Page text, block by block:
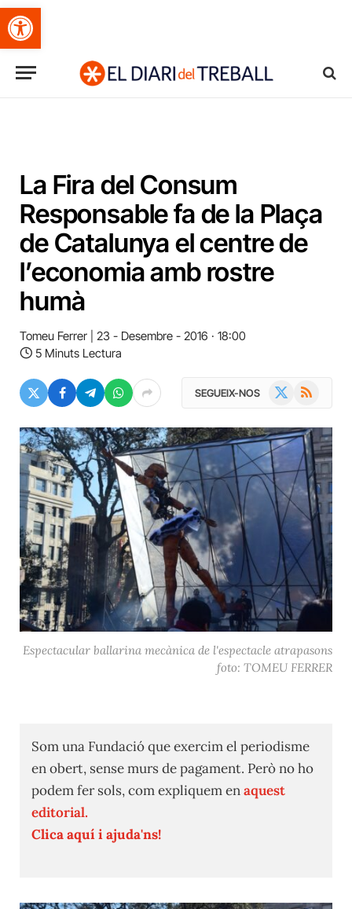
Obre la barra d'eines
La Fira del Consum
Responsable fa de la Plaça
de Catalunya el centre de
l’economia amb rostre
humà
Tomeu Ferrer
23 - Desembre - 2016 · 18:00
5 Minuts Lectura
SEGUEIX-NOS RSS
Espectacular ballarina mecànica de l'espectacle atrapasons
foto: TOMEU FERRER
Som una Fundació que exercim el periodisme
en obert, sense murs de pagament. Però no ho
podem fer sols, com expliquem enaquest
editorial.
Clica aquí i ajuda'ns!